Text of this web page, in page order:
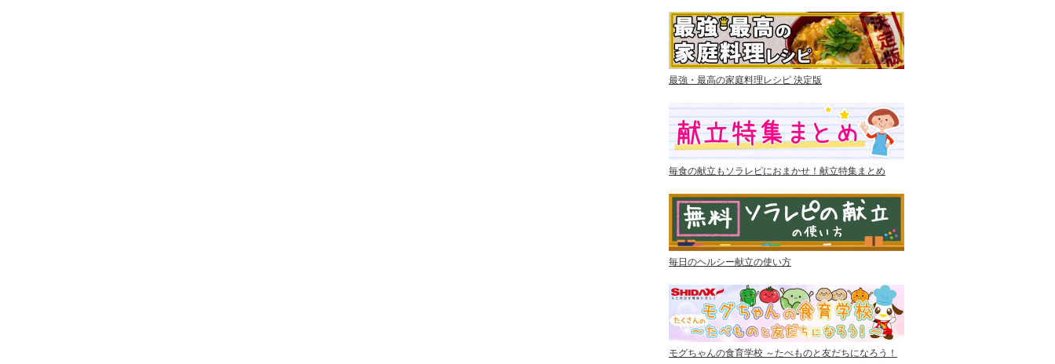
最強・最高の家庭料理レシピ 決定版
毎食の献立もソラレピにおまかせ！献立特集まとめ
毎日のヘルシー献立の使い方
モグちゃんの食育学校 ～たべものと友だちになろう！